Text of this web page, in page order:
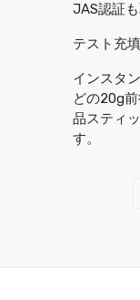
JAS認証も
テスト充
インスタ
どの20g
品スティ
す。